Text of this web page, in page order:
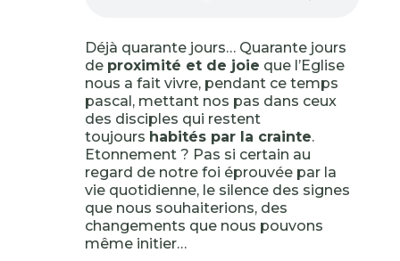
Déjà quarante jours… Quarante jours
de proximité et de joie que l’Eglise
nous a fait vivre, pendant ce temps
pascal, mettant nos pas dans ceux
des disciples qui restent
toujours habités par la crainte.
Etonnement ? Pas si certain au
regard de notre foi éprouvée par la
vie quotidienne, le silence des signes
que nous souhaiterions, des
changements que nous pouvons
même initier…